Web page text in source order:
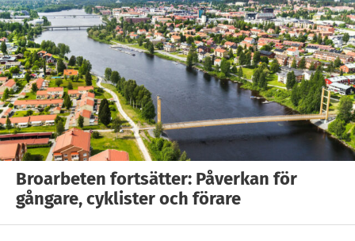
Broarbeten fortsätter: Påverkan för
gångare, cyklister och förare